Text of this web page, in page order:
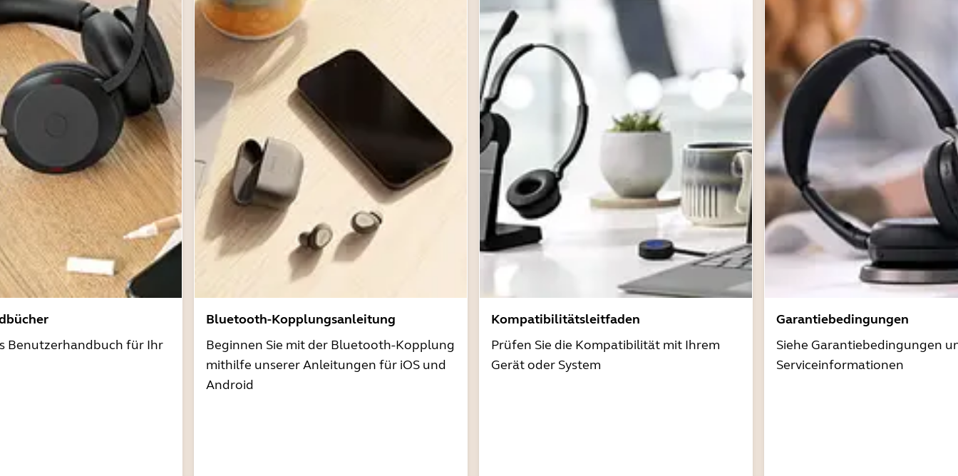
Benutzerhandbuch für Ihr
Bluetooth-Kopplungsanleitung
Beginnen Sie mit der Bluetooth-Kopplung
mithilfe unserer Anleitungen für iOS und
Android
Kompatibilitätsleitfaden
Prüfen Sie die Kompatibilität mit Ihrem
Gerät oder System
Garantiebedingungen
Siehe Garantiebedingungen
Serviceinformationen